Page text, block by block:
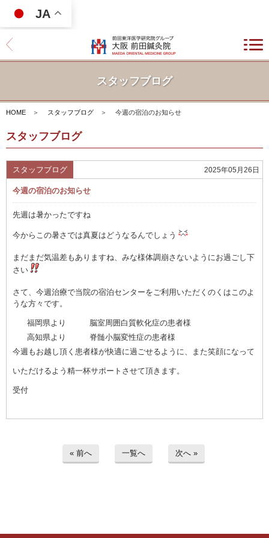
JA
スタッフブログ
HOME ＞ スタッフブログ ＞ 今週の宿泊のお知らせ
スタッフブログ
スタッフブログ 2025年05月26日
今週の宿泊のお知らせ
先週は暑かったですね
今からこの暑さでは真夏はどうなるんでしょう
まだまだ気温差もありますね、みな様体調崩さないようにお過ごし下
さい
さて、今週治療で当院の宿泊センターをご利用いただくのくはこのよ
うな方々です。
福岡県より 脳室周囲白質軟化症の患者様
高知県より 脊髄小脳変性症の患者様
今週もお越し頂く患者様が快適に過ごせるように、また笑顔になって
いただけるよう精一杯サポートさせて頂きます。
受付
« 前へ 一覧へ 次へ »